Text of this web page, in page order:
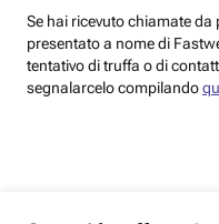
Se hai ricevuto chiamate da
presentato a nome di
tentativo di truffa o di
segnalarcelo compilando